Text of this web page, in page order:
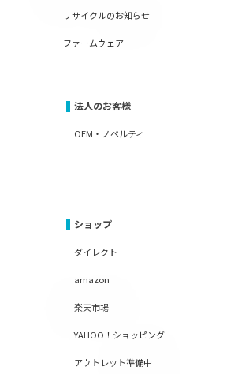
リサイクルのお知らせ
ファームウェア
法人のお客様
OEM・ノベルティ
ショップ
ダイレクト
amazon
楽天市場
YAHOO！ショッピング
アウトレット準備中